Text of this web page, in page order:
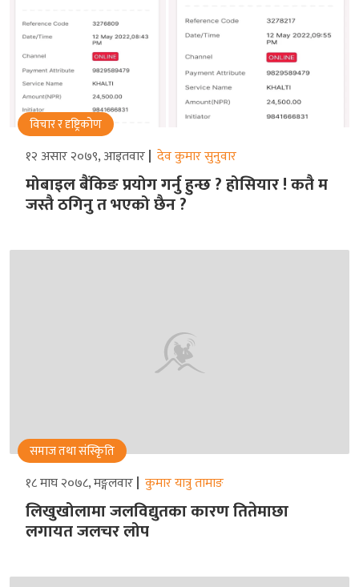
विचार र दृष्ट्रिकोण
१२ असार २०७९, आइतवार देव कुमार सुनुवार
मोबाइल बैंकिङ प्रयोग गर्नु हुन्छ ? होसियार ! कतै म
जस्तै ठगिनु त भएको छैन ?
समाज तथा संस्किृति
१८ माघ २०७८, मङ्गलवार कुमार यात्रु तामाङ
लिखुखोलामा जलविद्युतका कारण तितेमाछा
लगायत जलचर लोप